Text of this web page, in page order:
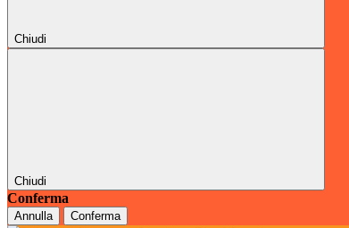
Chiudi
Chiudi
Conferma
Annulla Conferma